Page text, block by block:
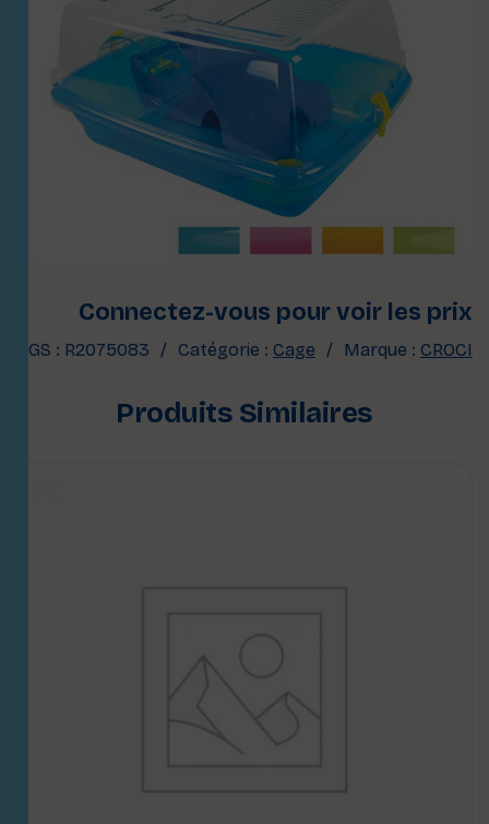
Connectez-vous pour voir les prix
UGS : R2075083 Catégorie : Cage Marque : CROCI
Produits Similaires